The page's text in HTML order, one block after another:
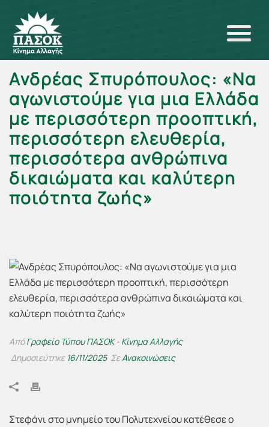
Ανδρέας Σπυρόπουλος: «Να
αγωνιστούμε για μια Ελλάδα
με περισσότερη προοπτική,
περισσότερη ελευθερία,
περισσότερα ανθρώπινα
δικαιώματα και καλύτερη
ποιότητα ζωής»
ΑπόΓραφείο Τύπου ΠΑΣΟΚ - Κίνημα Αλλαγής
Δημοσιεύτηκε 16/11/2025 ΣεΑνακοινώσεις
Στεφάνι στο μνημείο του Πολυτεχνείου κατέθεσε ο